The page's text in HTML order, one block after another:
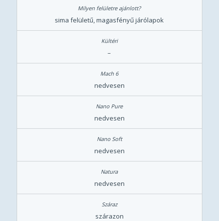
sima felületű, magasfényű járólapok
–
nedvesen
nedvesen
nedvesen
nedvesen
szárazon